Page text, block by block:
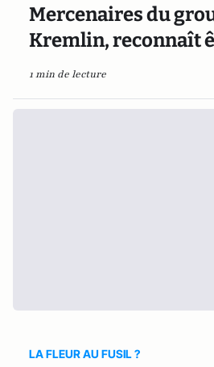
Mercenaires du
Kremlin, reconnaît
1 min de lecture
LA FLEUR AU FUSIL ?